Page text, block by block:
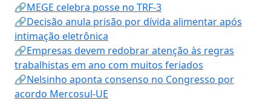
🔗MEGE celebra posse no TRF-3
🔗Decisão anula prisão por dívida alimentar após
intimação eletrônica
🔗Empresas devem redobrar atenção às regras
trabalhistas em ano com muitos feriados
🔗Nelsinho aponta consenso no Congresso por
acordo Mercosul-UE